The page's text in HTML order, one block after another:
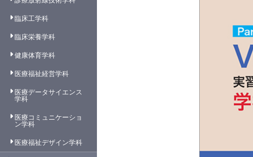
臨床工学科
臨床栄養学科
健康体育学科
医療福祉経営学科
医療データサイエンス
学科
医療コミュニケーショ
ン学科
医療福祉デザイン学科